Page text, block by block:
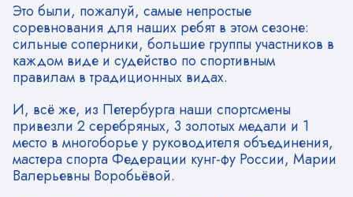
Это были, пожалуй, самые непростые
соревнования для наших ребят в этом сезоне:
сильные соперники, большие группы участников в
каждом виде и судейство по спортивным
правилам в традиционных видах.
И, всё же, из Петербурга наши спортсмены
привезли 2 серебряных, 3 золотых медали и 1
место в многоборье у руководителя объединения,
мастера спорта Федерации кунг-фу России, Марии
Валерьевны Воробьёвой.